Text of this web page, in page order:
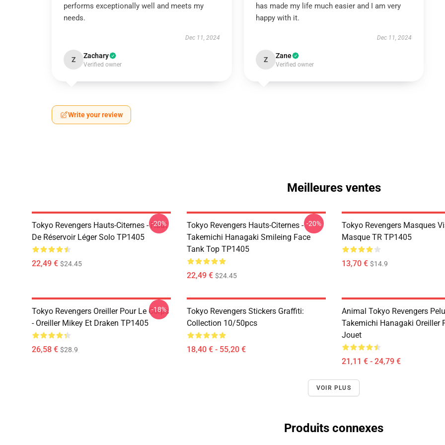
performs exceptionally well and meets my
needs.
Dec 11, 2024
Z Zachary
Verified owner
has made my life much easier and I am very
happy with it.
Dec 11, 2024
Z Zane
Verified owner
Write your review
Meilleures ventes
Tokyo Revengers Hauts-Citernes - Haut
De Réservoir Léger Solo TP1405
22,49 € $24.45
-20%
Tokyo Revengers Hauts-Citernes -
Takemichi Hanagaki Smileing Face
Tank Top TP1405
22,49 € $24.45
-20%
Tokyo Revengers Masques
Masque TR TP1405
13,70 € $14.9
Tokyo Revengers Oreiller Pour Le Corps
- Oreiller Mikey Et Draken TP1405
26,58 € $28.9
-18%
Tokyo Revengers Stickers Graffiti:
Collection 10/50pcs
18,40 € - 55,20 €
Animal Tokyo Revengers
Takemichi Hanagaki Oreiller
Jouet
21,11 € - 24,79 €
VOIR PLUS
Produits connexes